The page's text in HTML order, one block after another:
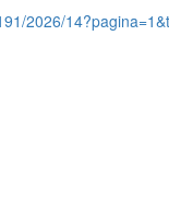
2026/